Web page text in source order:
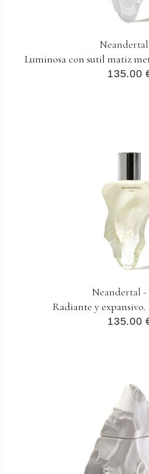
Luminosa con sutil matiz
135.00
Neandertal
Radiante y
135.00